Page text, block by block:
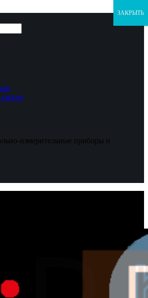
измерительные приборы и
ЗАКРЫТЬ